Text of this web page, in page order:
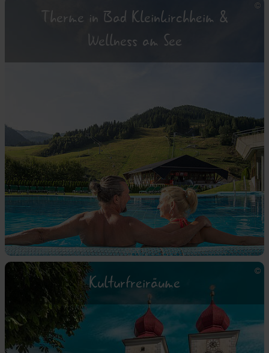
Therme in Bad Kleinkirchheim &
Wellness am See
Kulturfreiräume